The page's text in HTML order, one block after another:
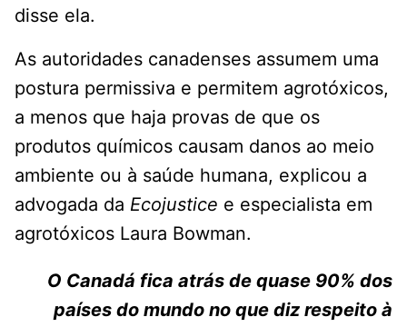
disse ela.
As autoridades canadenses assumem uma
postura permissiva e permitem agrotóxicos,
a menos que haja provas de que os
produtos químicos causam danos ao meio
ambiente ou à saúde humana, explicou a
advogada da Ecojustice e especialista em
agrotóxicos Laura Bowman.
O Canadá fica atrás de quase 90% dos
países do mundo no que diz respeito à